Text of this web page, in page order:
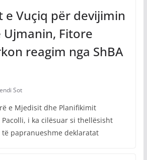
e Vuçiq për devijimin
Fitore
reagim nga ShBA
Sot
e Mjedisit dhe Planifikimit
i ka cilësuar si thellësisht
papranueshme deklaratat